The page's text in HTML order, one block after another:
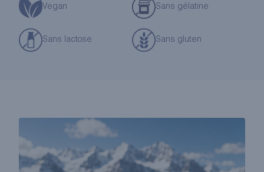
ALPESVegan Sans gélatine
Sans lactose Sans gluten